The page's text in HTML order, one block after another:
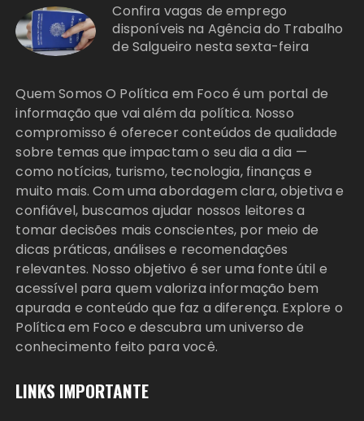
Confira vagas de emprego
disponíveis na Agência do Trabalho
de Salgueiro nesta sexta-feira
Quem Somos O Política em Foco é um portal de
informação que vai além da política. Nosso
compromisso é oferecer conteúdos de qualidade
sobre temas que impactam o seu dia a dia —
como notícias, turismo, tecnologia, finanças e
muito mais. Com uma abordagem clara, objetiva e
confiável, buscamos ajudar nossos leitores a
tomar decisões mais conscientes, por meio de
dicas práticas, análises e recomendações
relevantes. Nosso objetivo é ser uma fonte útil e
acessível para quem valoriza informação bem
apurada e conteúdo que faz a diferença. Explore o
Política em Foco e descubra um universo de
conhecimento feito para você.
LINKS IMPORTANTE